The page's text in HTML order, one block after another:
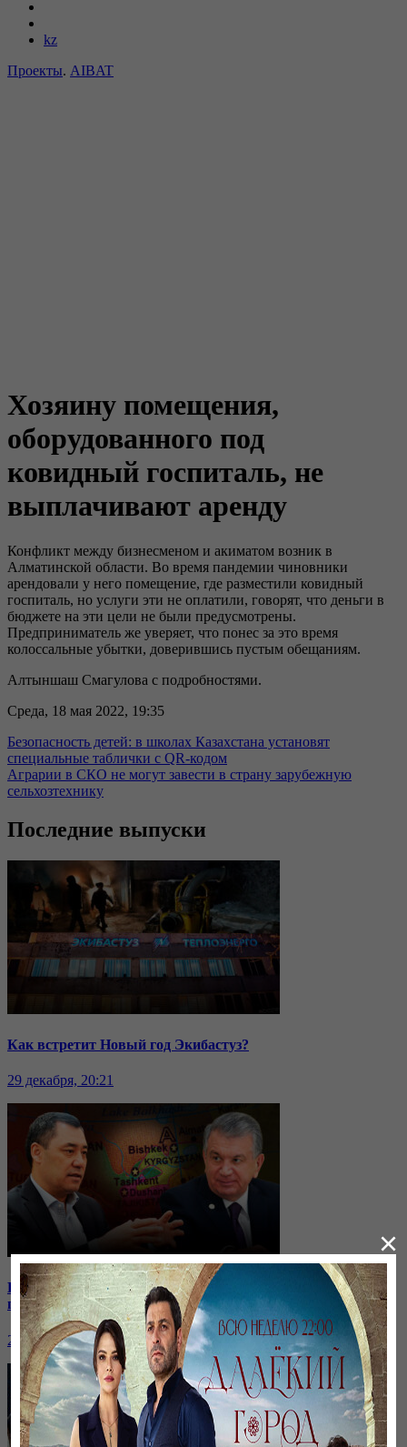
kz
Проекты. AIBAT
Хозяину помещения,
оборудованного под
ковидный госпиталь, не
выплачивают аренду
Конфликт между бизнесменом и акиматом возник в
Алматинской области. Во время пандемии чиновники
арендовали у него помещение, где разместили ковидный
госпиталь, но услуги эти не оплатили, говорят, что деньги в
бюджете на эти цели не были предусмотрены.
Предприниматель же уверяет, что понес за это время
колоссальные убытки, доверившись пустым обещаниям.
Алтыншаш Смагулова с подробностями.
Среда, 18 мая 2022, 19:35
Безопасность детей: в школах Казахстана установят
специальные таблички с QR-кодом
Аграрии в СКО не могут завести в страну зарубежную
сельхозтехнику
Последние выпуски
Как встретит Новый год Экибастуз?
29 декабря, 20:21
Кыргызстан отдаёт водохранилище: на какие уступки
пошли соседи?
24 ноября, 20:44
×